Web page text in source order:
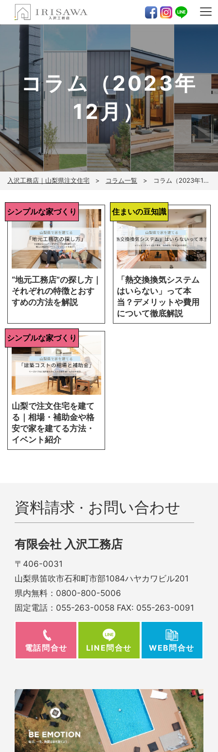
コラム（2023年
12月）
入沢工務店｜山梨県注文住宅 コラム一覧 コラム（2023年12月）
“地元工務店”の探し方｜
それぞれの特徴とおす
すめの方法を解説
シンプルな家づくり
「熱交換換気システム
はいらない」って本
当？デメリットや費用
について徹底解説
住まいの豆知識
山梨で注文住宅を建て
る｜相場・補助金や格
安で家を建てる方法・
イベント紹介
シンプルな家づくり
資料請求 · お問い合わせ
有限会社 入沢工務店
〒406-0031
山梨県笛吹市石和町市部1084ハヤカワビル201
県内無料： 0800-800-5006
固定電話： 055-263-0058 FAX: 055-263-0091
電話問合せ LINE問合せ WEB問合せ